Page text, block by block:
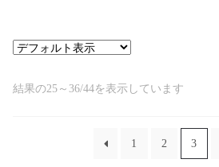
結果の25～36/44を表示しています
1 2 3